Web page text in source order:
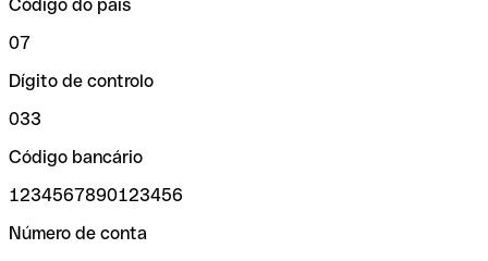
Código do país
07
Dígito de controlo
033
Código bancário
1234567890123456
Número de conta